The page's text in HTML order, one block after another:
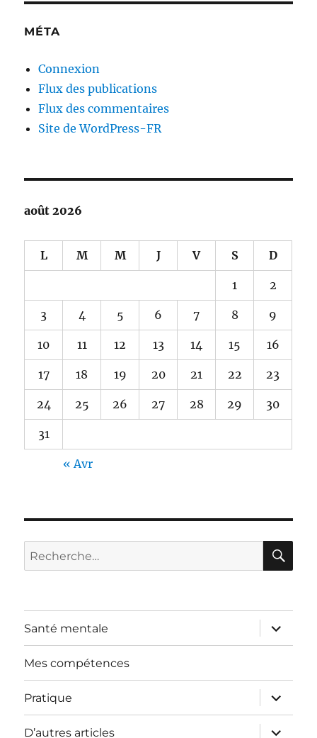
MÉTA
Connexion
Flux des publications
Flux des commentaires
Site de WordPress-FR
août 2026
L M M J V S D
1 2
3 4 5 6 7 8 9
10 11 12 13 14 15 16
17 18 19 20 21 22 23
24 25 26 27 28 29 30
31
« Avr
Recherche
pour :
Santé mentale
ouvrir
le
sous-
Mes compétences
Pratique
ouvrir
le
sous-
menu
D’autres articles
ouvrir